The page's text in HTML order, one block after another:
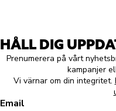
HÅLL DIG
Prenumerera på vårt
kampanjer
Vi värnar om din integritet.
Email